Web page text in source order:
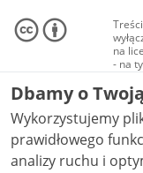
na
- na
audio
NC-
Dbamy o
Wykorzystujemy
prawidłowego
analizy ruchu i